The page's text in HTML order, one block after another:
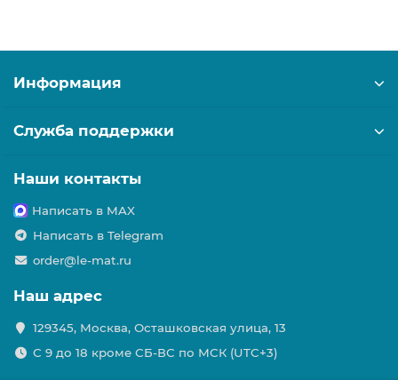
Информация
Служба поддержки
Наши контакты
Написать в MAX
Написать в Telegram
order@le-mat.ru
Наш адрес
129345, Москва, Осташковская улица, 13
С 9 до 18 кроме СБ-ВС по МСК (UTC+3)